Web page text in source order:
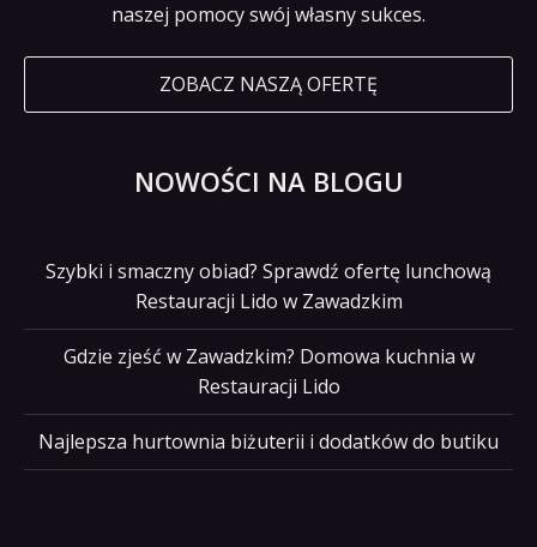
naszej pomocy swój własny sukces.
ZOBACZ NASZĄ OFERTĘ
NOWOŚCI NA BLOGU
Szybki i smaczny obiad? Sprawdź ofertę lunchową
Restauracji Lido w Zawadzkim
Gdzie zjeść w Zawadzkim? Domowa kuchnia w
Restauracji Lido
Najlepsza hurtownia biżuterii i dodatków do butiku